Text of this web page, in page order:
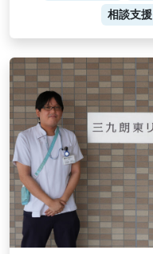
相談支援